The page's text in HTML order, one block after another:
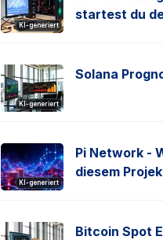
KI-generiert
startest du
KI-generiert
Solana
KI-generiert
Pi Network -
diesem
Bitcoin Spot